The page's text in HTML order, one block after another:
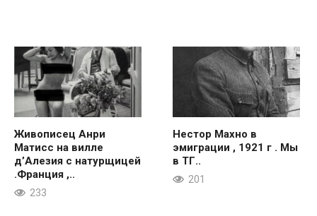
Живописец Анри
Матисс на вилле
д’Алезия с натурщицей
.Франция ,..
233
Нестор Махно в
эмиграции , 1921 г . Мы
в ТГ..
201